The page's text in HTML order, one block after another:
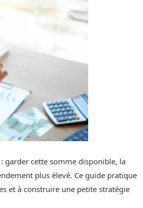
garder cette somme disponible, la
plus élevé. Ce guide pratique
et à construire une petite stratégie